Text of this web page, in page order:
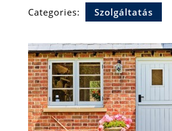
Categories: Szolgáltatás